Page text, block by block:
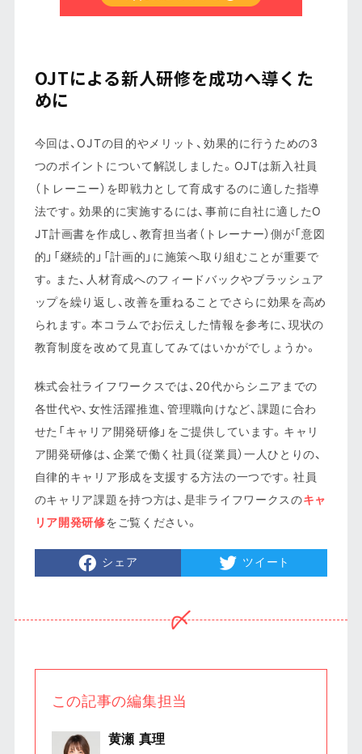
OJTによる新人研修を成功へ導くた
めに
今回は、OJTの目的やメリット、効果的に行うための3
つのポイントについて解説しました。OJTは新入社員
（トレーニー）を即戦力として育成するのに適した指導
法です。効果的に実施するには、事前に自社に適したO
JT計画書を作成し、教育担当者（トレーナー）側が「意図
的」「継続的」「計画的」に施策へ取り組むことが重要で
す。また、人材育成へのフィードバックやブラッシュア
ップを繰り返し、改善を重ねることでさらに効果を高め
られます。本コラムでお伝えした情報を参考に、現状の
教育制度を改めて見直してみてはいかがでしょうか。
株式会社ライフワークスでは、20代からシニアまでの
各世代や、女性活躍推進、管理職向けなど、課題に合わ
せた「キャリア開発研修」をご提供しています。キャリ
ア開発研修は、企業で働く社員（従業員）一人ひとりの、
自律的キャリア形成を支援する方法の一つです。社員
のキャリア課題を持つ方は、是非ライフワークスのキャ
リア開発研修をご覧ください。
シェア ツイート
この記事の編集担当
黄瀬 真理